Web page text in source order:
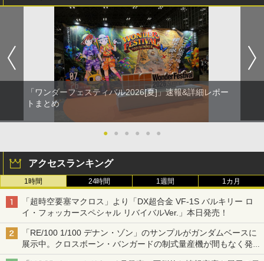
「ワンダーフェスティバル2026[夏]」速報&詳細レポー
トまとめ
● ● ● ● ● ●
アクセスランキング
1時間 24時間 1週間 1カ月
「超時空要塞マクロス」より「DX超合金 VF-1S バルキリー ロ
イ・フォッカースペシャル リバイバルVer.」本日発売！
「RE/100 1/100 デナン・ゾン」のサンプルがガンダムベースに
展示中。クロスボーン・バンガードの制式量産機が間もなく発送
【ガンダムベース撮り下ろし】